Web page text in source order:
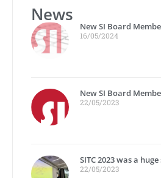
News
New SI Board
16/05/2024
New SI Board
22/05/2023
SITC 2023 was a huge
22/05/2023